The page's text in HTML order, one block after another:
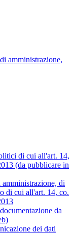
amministrazione,
di cui all'art. 14,
(da pubblicare in
di
di cui all'art. 14, co.
da
dei dati